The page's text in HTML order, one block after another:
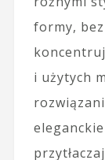
formy,
i użytych